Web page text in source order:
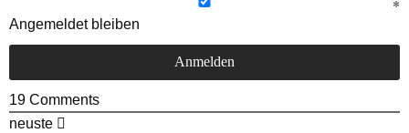
Angemeldet bleiben
19 Comments
neuste